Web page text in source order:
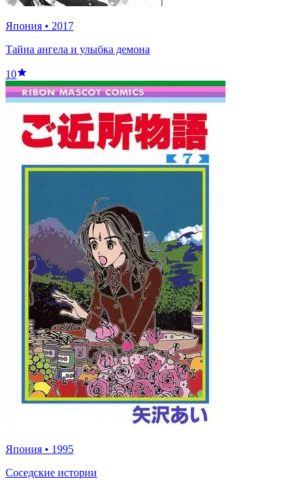
Япония • 2017
Тайна ангела и улыбка демона
10
Япония • 1995
Соседские истории